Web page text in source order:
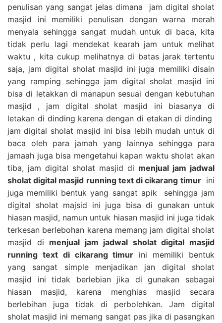
penulisan yang sangat jelas dimana jam digital sholat
masjid ini memiliki penulisan dengan warna merah
menyala sehingga sangat mudah untuk di baca, kita
tidak perlu lagi mendekat kearah jam untuk melihat
waktu , kita cukup melihatnya di batas jarak tertentu
saja, jam digital sholat masjid ini juga memiliki disain
yang ramping sehingga jam digital sholat masjid ini
bisa di letakkan di manapun sesuai dengan kebutuhan
masjid , jam digital sholat masjid ini biasanya di
letakan di dinding karena dengan di etakan di dinding
jam digital sholat masjid ini bisa lebih mudah untuk di
baca oleh para jamah yang lainnya sehingga para
jamaah juga bisa mengetahui kapan waktu sholat akan
tiba, jam digital sholat masjid di menjual jam jadwal
sholat digital masjid running text di cikarang timurini
juga memiliki bentuk yang sangat apik sehingga jam
digital sholat majsid ini juga bisa di gunakan untuk
hiasan masjid, namun untuk hiasan masjid ini juga tidak
terkesan berlebohan karena memang jam digital sholat
masjid di menjual jam jadwal sholat digital masjid
running text di cikarang timur ini memiliki bentuk
yang sangat simple menjadikan jan digital sholat
masjid ini tidak berlebian jika di gunakan sebagai
hiasan masjid, karena menghias masjid secara
berlebihan juga tidak di perbolehkan. Jam digital
sholat masjid ini memang sangat pas jika di pasangkan